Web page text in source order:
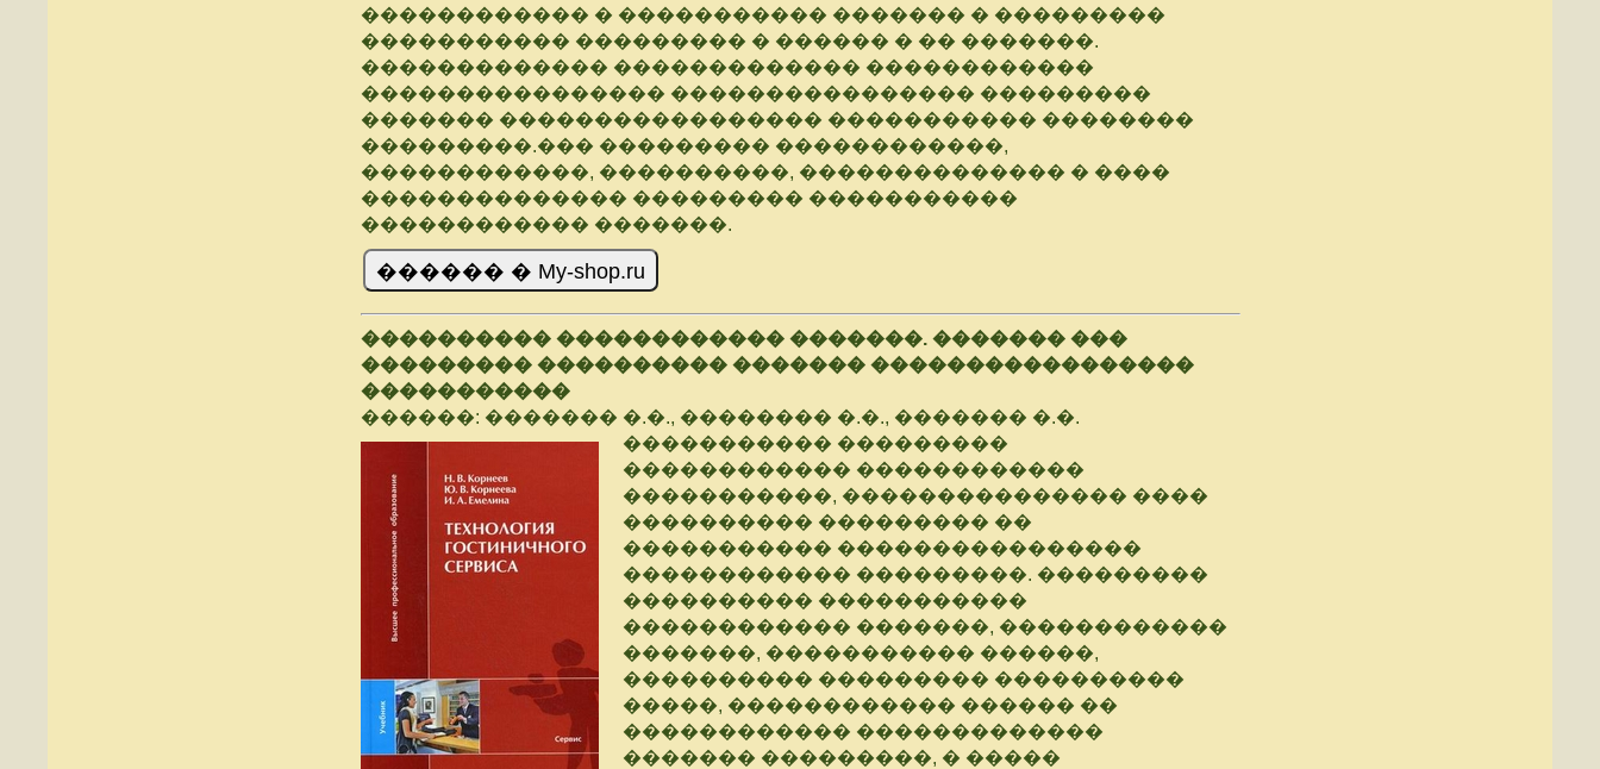
������������ � ����������� ������� � ���������
����������� ��������� � ������ � �� �������.
������������� ������������� ������������
���������������� ���������������� ���������
������� ����������������� ����������� ��������
���������.��� ��������� ������������,
������������, ����������, �������������� � ����
�������������� ��������� �����������
������������ �������.
���������� ������������ �������. ������� ���
��������� ���������� ������� �����������������
�����������
������: ������� �.�., �������� �.�., ������� �.�.
����������� ���������
������������ ������������
�����������, ��������������� ����
���������� ��������� ��
����������� ����������������
������������ ���������. ���������
���������� �����������
������������ �������, ������������
�������, ����������� ������,
���������� ��������� ����������
�����, ������������ ������ ��
������������ �������������
������� ���������, � �����